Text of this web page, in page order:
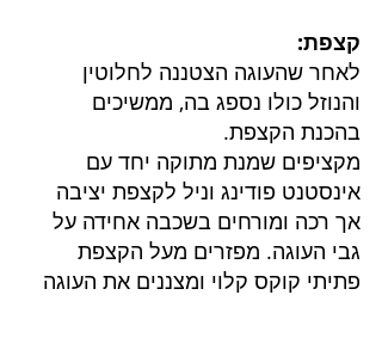
קצפת:
לאחר שהעוגה הצטננה לחלוטין
והנוזל כולו נספג בה, ממשיכים
בהכנת הקצפת.
מקציפים שמנת מתוקה יחד עם
אינסטנט פודינג וניל לקצפת יציבה
אך רכה ומורחים בשכבה אחידה על
גבי העוגה. מפזרים מעל הקצפת
פתיתי קוקס קלוי ומצננים את העוגה